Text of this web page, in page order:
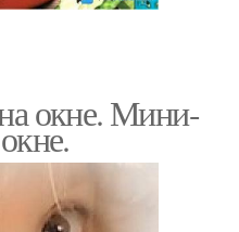
окне. Мини-